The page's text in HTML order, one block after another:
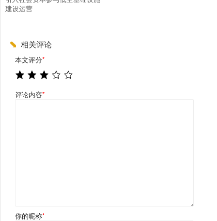
建设运营
相关评论
本文评分*
评论内容*
你的昵称*